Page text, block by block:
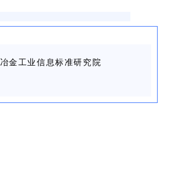
冶金工业信息标准研究院